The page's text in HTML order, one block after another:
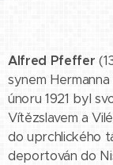
Alfred Pfeffer
synem
únoru 1921 byl
Vítězslavem a
do uprchlického
deportován do